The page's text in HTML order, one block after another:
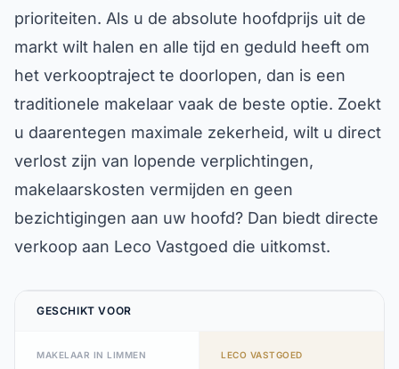
prioriteiten. Als u de absolute hoofdprijs uit de
markt wilt halen en alle tijd en geduld heeft om
het verkooptraject te doorlopen, dan is een
traditionele makelaar vaak de beste optie. Zoekt
u daarentegen maximale zekerheid, wilt u direct
verlost zijn van lopende verplichtingen,
makelaarskosten vermijden en geen
bezichtigingen aan uw hoofd? Dan biedt directe
verkoop aan Leco Vastgoed die uitkomst.
GESCHIKT VOOR
MAKELAAR IN LIMMEN LECO VASTGOED